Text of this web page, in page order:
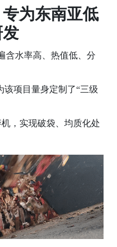
为东南亚低
含水率高、热值低、分
该项目量身定制了“三级
，实现破袋、均质化处